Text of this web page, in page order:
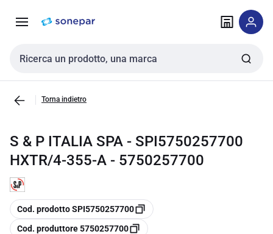
navigazione alla
Cerca input
Torna indietro
S & P ITALIA SPA - SPI5750257700
HXTR/4-355-A - 5750257700
copia
Cod. prodotto SPI5750257700
copia
Cod. produttore 5750257700